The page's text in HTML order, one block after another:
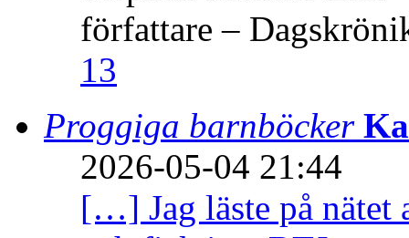
författare –
13
Proggiga barnböcker
2026-05-04 21:44
[…] Jag läste på nätet